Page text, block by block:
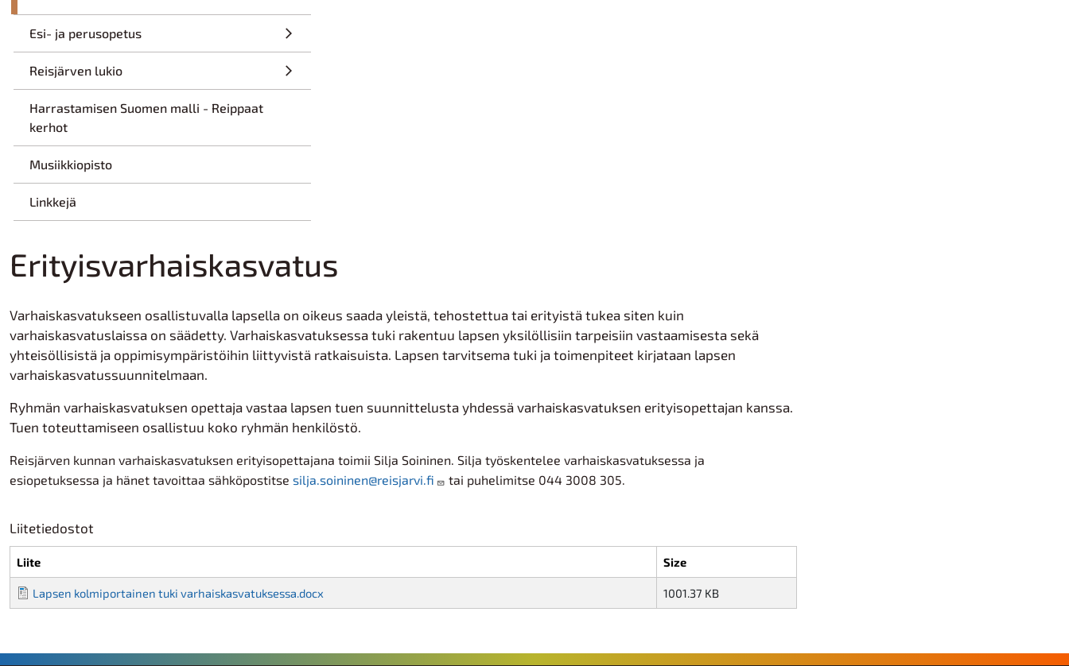
Esi- ja perusopetus
Reisjärven lukio
Harrastamisen Suomen malli - Reippaat
kerhot
Musiikkiopisto
Linkkejä
Erityisvarhaiskasvatus
Varhaiskasvatukseen osallistuvalla lapsella on oikeus saada yleistä, tehostettua tai erityistä tukea siten kuin
varhaiskasvatuslaissa on säädetty. Varhaiskasvatuksessa tuki rakentuu lapsen yksilöllisiin tarpeisiin vastaamisesta sekä
yhteisöllisistä ja oppimisympäristöihin liittyvistä ratkaisuista. Lapsen tarvitsema tuki ja toimenpiteet kirjataan lapsen
varhaiskasvatussuunnitelmaan.
Ryhmän varhaiskasvatuksen opettaja vastaa lapsen tuen suunnittelusta yhdessä varhaiskasvatuksen erityisopettajan kanssa.
Tuen toteuttamiseen osallistuu koko ryhmän henkilöstö.
Reisjärven kunnan varhaiskasvatuksen erityisopettajana toimii Silja Soininen. Silja työskentelee varhaiskasvatuksessa ja
esiopetuksessa ja hänet tavoittaa sähköpostitse silja.soininen@reisjarvi.fi tai puhelimitse 044 3008 305.
Liitetiedostot
Liite Size
Lapsen kolmiportainen tuki varhaiskasvatuksessa.docx 1001.37 KB